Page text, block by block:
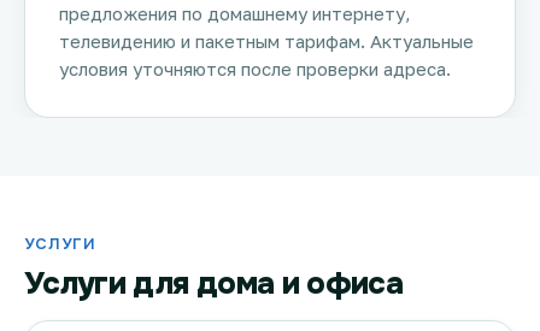
предложения по домашнему интернету,
телевидению и пакетным тарифам. Актуальные
условия уточняются после проверки адреса.
УСЛУГИ
Услуги для дома и офиса